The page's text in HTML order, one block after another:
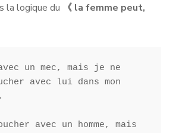
la logique du
《 la femme peut,
un mec, mais je ne
avec lui dans mon
avec un homme, mais